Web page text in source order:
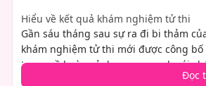
Hiểu về kết quả khám nghiệm tử thi
Gần sáu tháng sau sự ra đi bi thảm
khám nghiệm tử thi mới được công
trọng về hoàn cảnh xung quanh cái
Điều tra viên Quận Los Angeles công
Đọc